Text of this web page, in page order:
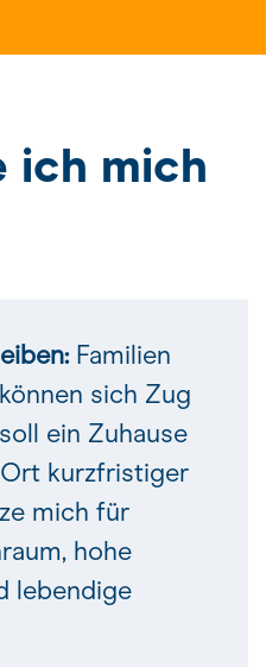
ich mich
Familien
sich Zug
ein Zuhause
kurzfristiger
mich für
hohe
lebendige